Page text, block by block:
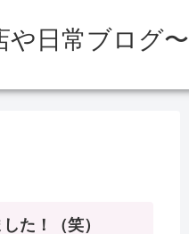
や日常ブログ〜
た！（笑）